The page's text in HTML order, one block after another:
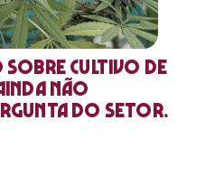
sobre cultivo de
não
do setor.